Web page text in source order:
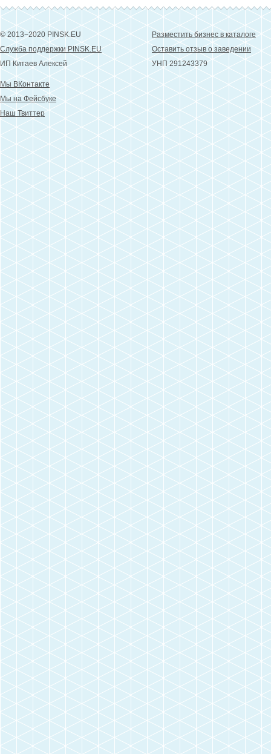
© 2013−2020 PINSK.EU
Служба поддержки PINSK.EU
ИП Китаев Алексей
Разместить бизнес в каталоге
Оставить отзыв о заведении
УНП 291243379
Мы ВКонтакте
Мы на Фейсбуке
Наш Твиттер